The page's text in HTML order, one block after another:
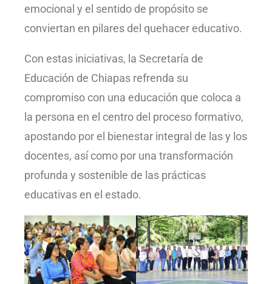
emocional y el sentido de propósito se
conviertan en pilares del quehacer educativo.
Con estas iniciativas, la Secretaría de
Educación de Chiapas refrenda su
compromiso con una educación que coloca a
la persona en el centro del proceso formativo,
apostando por el bienestar integral de las y los
docentes, así como por una transformación
profunda y sostenible de las prácticas
educativas en el estado.